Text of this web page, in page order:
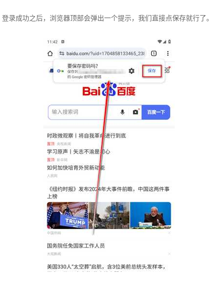
登录成功之后，浏览器顶部会弹出一个提示，我们直接点保存就行了。